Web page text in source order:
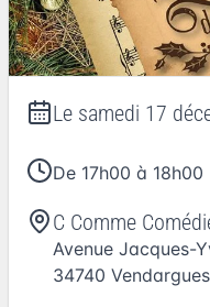
Le samedi 17
De 17h00 à 18h00
C Comme
Avenue Jacques-
34740 Vendargues